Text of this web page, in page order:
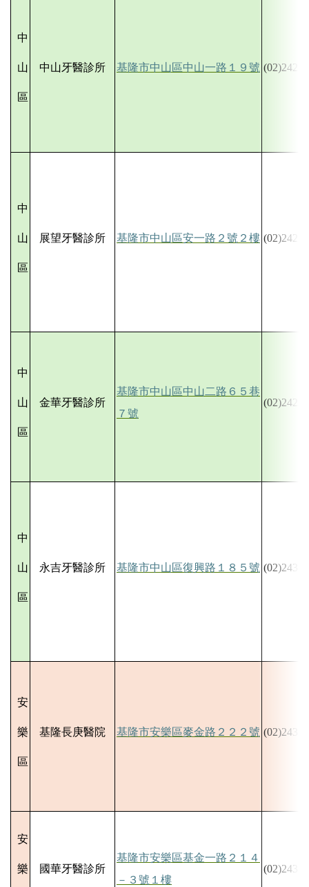
中
山
區
中山牙醫診所 基隆市中山區中山一路１９號 (02)2425-
中
山
區
展望牙醫診所 基隆市中山區安一路２號２樓 (02)2423-
中
山
區
金華牙醫診所
基隆市中山區中山二路６５巷
７號
(02)2422-
中
山
區
永吉牙醫診所 基隆市中山區復興路１８５號 (02)2436-
安
樂
區
基隆長庚醫院 基隆市安樂區麥金路２２２號 (02)2431-
安
樂 國華牙醫診所
基隆市安樂區基金一路２１４
－３號１樓
(02)2432-